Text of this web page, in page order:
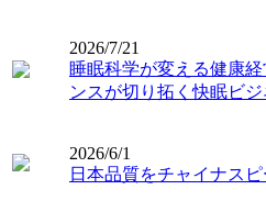
2026/7/21
睡眠科学が変える健康
ンスが切り拓く快眠ビ
2026/6/1
日本品質をチャイナス